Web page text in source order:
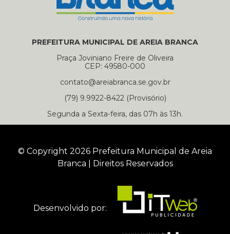
PREFEITURA MUNICIPAL DE AREIA BRANCA
Praça Joviniano Freire de Oliveira
CEP: 49580-000
contato@areiabranca.se.gov.br
(79) 9.9922-8422 (Provisório)
Segunda a Sexta-feira, das 07h às 13h.
© Copyright 2026 Prefeitura Municipal de Areia
Branca | Direitos Reservados
Desenvolvido por: